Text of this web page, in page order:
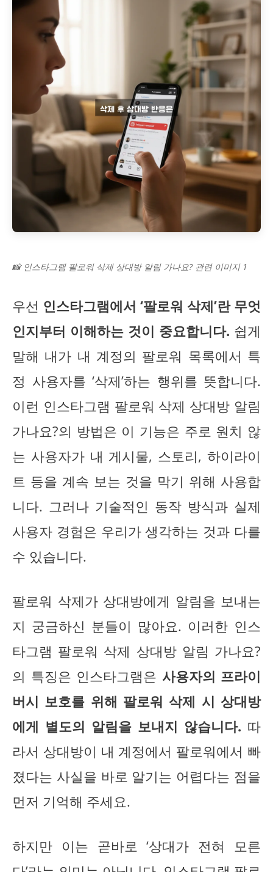
📸 인스타그램 팔로워 삭제 상대방 알림 가나요? 관련 이미지 1
우선 인스타그램에서 ‘팔로워 삭제’란 무엇
인지부터 이해하는 것이 중요합니다. 쉽게
말해 내가 내 계정의 팔로워 목록에서 특
정 사용자를 ‘삭제’하는 행위를 뜻합니다.
이런 인스타그램 팔로워 삭제 상대방 알림
가나요?의 방법은 이 기능은 주로 원치 않
는 사용자가 내 게시물, 스토리, 하이라이
트 등을 계속 보는 것을 막기 위해 사용합
니다. 그러나 기술적인 동작 방식과 실제
사용자 경험은 우리가 생각하는 것과 다를
수 있습니다.
팔로워 삭제가 상대방에게 알림을 보내는
지 궁금하신 분들이 많아요. 이러한 인스
타그램 팔로워 삭제 상대방 알림 가나요?
의 특징은 인스타그램은 사용자의 프라이
버시 보호를 위해 팔로워 삭제 시 상대방
에게 별도의 알림을 보내지 않습니다. 따
라서 상대방이 내 계정에서 팔로워에서 빠
졌다는 사실을 바로 알기는 어렵다는 점을
먼저 기억해 주세요.
하지만 이는 곧바로 ‘상대가 전혀 모른